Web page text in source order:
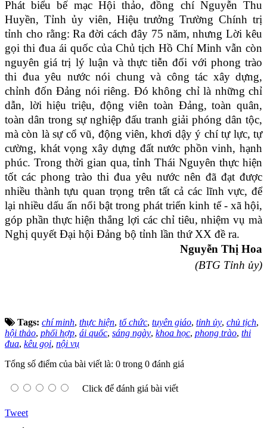
Phát biểu bế mạc Hội thảo, đồng chí Nguyễn Thu
Huyền, Tỉnh ủy viên, Hiệu trưởng Trường Chính trị
tỉnh cho rằng: Ra đời cách đây 75 năm, nhưng Lời kêu
gọi thi đua ái quốc của Chủ tịch Hồ Chí Minh vẫn còn
nguyên giá trị lý luận và thực tiễn đối với phong trào
thi đua yêu nước nói chung và công tác xây dựng,
chỉnh đốn Đảng nói riêng. Đó không chỉ là những chỉ
dẫn, lời hiệu triệu, động viên toàn Đảng, toàn quân,
toàn dân trong sự nghiệp đấu tranh giải phóng dân tộc,
mà còn là sự cổ vũ, động viên, khơi dậy ý chí tự lực, tự
cường, khát vọng xây dựng đất nước phồn vinh, hạnh
phúc. Trong thời gian qua, tỉnh Thái Nguyên thực hiện
tốt các phong trào thi đua yêu nước nên đã đạt được
nhiều thành tựu quan trọng trên tất cả các lĩnh vực, để
lại nhiều dấu ấn nổi bật trong phát triển kinh tế - xã hội,
góp phần thực hiện thắng lợi các chỉ tiêu, nhiệm vụ mà
Nghị quyết Đại hội Đảng bộ tỉnh lần thứ XX đề ra.
Nguyễn Thị Hoa
(BTG Tỉnh ủy)
Tags: chí minh, thực hiện, tổ chức, tuyên giáo, tỉnh ủy, chủ tịch,
hội thảo, phối hợp, ái quốc, sáng ngày, khoa học, phong trào, thi
đua, kêu gọi, nội vụ
Tổng số điểm của bài viết là: 0 trong 0 đánh giá
Click để đánh giá bài viết
Tweet